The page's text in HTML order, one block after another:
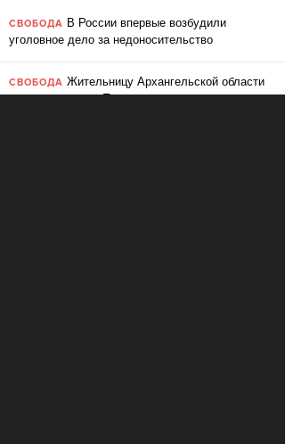
СВОБОДА В России впервые возбудили
уголовное дело за недоносительство
СВОБОДА Жительницу Архангельской области
судят за пост в «Подслушано»